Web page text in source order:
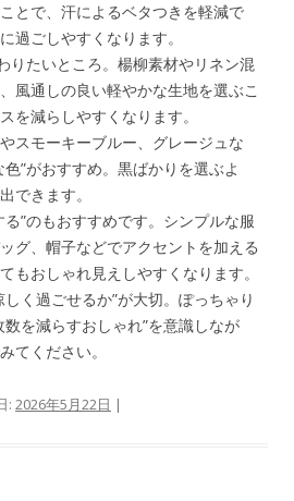
とで、汗によるベタつきを軽減で
過ごしやすくなります。
りたいところ。楊柳素材やリネン混
風通しの良い軽やかな生地を選ぶこ
を減らしやすくなります。
スモーキーブルー、グレージュな
”がおすすめ。黒ばかりを選ぶよ
できます。
”のもおすすめです。シンプルな服
グ、帽子などでアクセントを加える
もおしゃれ見えしやすくなります。
く過ごせるか”が大切。ぽっちゃり
を減らすおしゃれ”を意識しなが
てください。
: 2026年5月22日 |